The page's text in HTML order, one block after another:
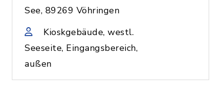
See, 89269 Vöhringen
Kioskgebäude, westl.
Seeseite, Eingangsbereich,
außen